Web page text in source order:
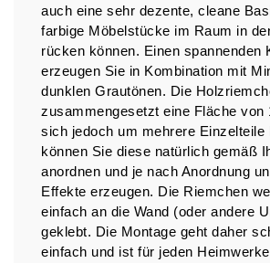
auch eine sehr dezente, cleane
farbige Möbelstücke im Raum in
rücken können. Einen spannenden
erzeugen Sie in Kombination mit
dunklen Grautönen. Die
zusammengesetzt eine Fläche von
sich jedoch um mehrere Einzelteile
können Sie diese natürlich gemäß
anordnen und je nach Anordnung
Effekte erzeugen. Die Riemchen
einfach an die Wand (oder andere
geklebt. Die Montage geht daher
einfach und ist für jeden